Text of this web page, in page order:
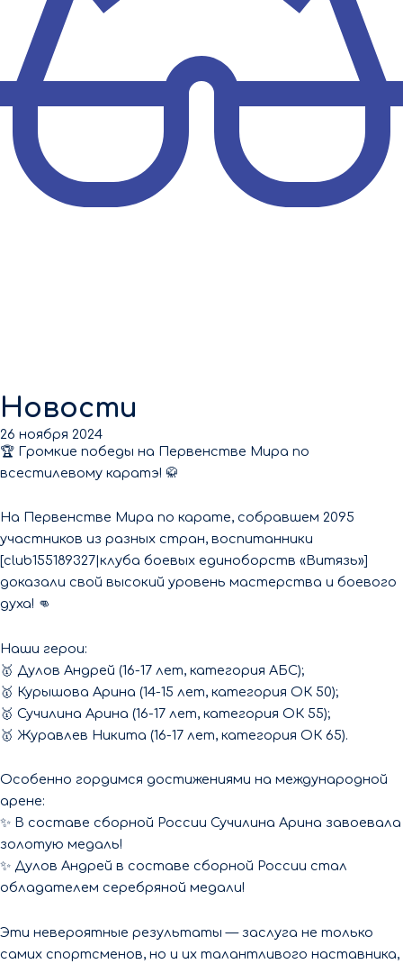
Новости
26 ноября 2024
🏆 Громкие победы на Первенстве Мира по
всестилевому каратэ! 🥋
На Первенстве Мира по карате, собравшем 2095
участников из разных стран, воспитанники
[club155189327|клуба боевых единоборств «Витязь»]
доказали свой высокий уровень мастерства и боевого
духа! 👊
Наши герои:
🥇 Дулов Андрей (16-17 лет, категория АБС);
🥇 Курышова Арина (14-15 лет, категория ОК 50);
🥇 Сучилина Арина (16-17 лет, категория ОК 55);
🥇 Журавлев Никита (16-17 лет, категория ОК 65).
Особенно гордимся достижениями на международной
арене:
✨ В составе сборной России Сучилина Арина завоевала
золотую медаль!
✨ Дулов Андрей в составе сборной России стал
обладателем серебряной медали!
Эти невероятные результаты — заслуга не только
самих спортсменов, но и их талантливого наставника,